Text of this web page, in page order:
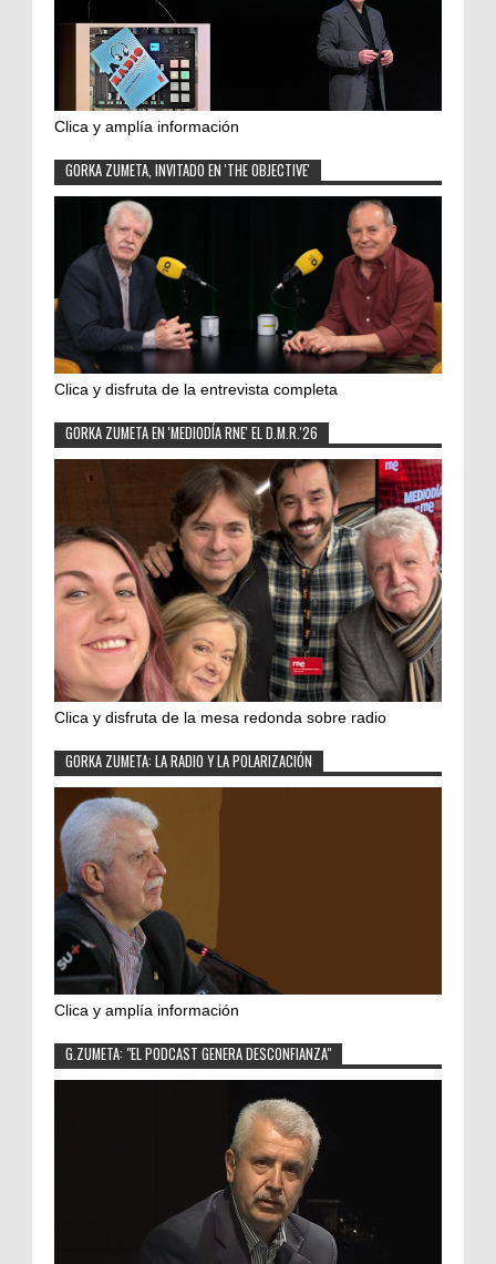
Clica y amplía información
GORKA ZUMETA, INVITADO EN 'THE OBJECTIVE'
Clica y disfruta de la entrevista completa
GORKA ZUMETA EN 'MEDIODÍA RNE' EL D.M.R.'26
Clica y disfruta de la mesa redonda sobre radio
GORKA ZUMETA: LA RADIO Y LA POLARIZACIÓN
Clica y amplía información
G.ZUMETA: "EL PODCAST GENERA DESCONFIANZA"